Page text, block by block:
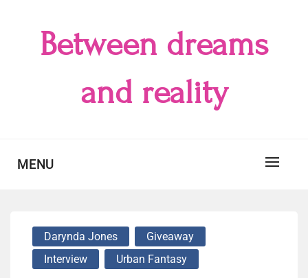
Between dreams
and reality
MENU
Darynda Jones
Giveaway
Interview
Urban Fantasy